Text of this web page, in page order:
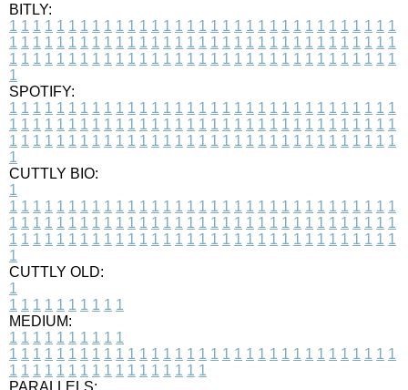
BITLY:
1 1 1 1 1 1 1 1 1 1 1 1 1 1 1 1 1 1 1 1 1 1 1 1 1 1 1 1 1 1 1 1 1
1 1 1 1 1 1 1 1 1 1 1 1 1 1 1 1 1 1 1 1 1 1 1 1 1 1 1 1 1 1 1 1 1
1 1 1 1 1 1 1 1 1 1 1 1 1 1 1 1 1 1 1 1 1 1 1 1 1 1 1 1 1 1 1 1 1
1
SPOTIFY:
1 1 1 1 1 1 1 1 1 1 1 1 1 1 1 1 1 1 1 1 1 1 1 1 1 1 1 1 1 1 1 1 1
1 1 1 1 1 1 1 1 1 1 1 1 1 1 1 1 1 1 1 1 1 1 1 1 1 1 1 1 1 1 1 1 1
1 1 1 1 1 1 1 1 1 1 1 1 1 1 1 1 1 1 1 1 1 1 1 1 1 1 1 1 1 1 1 1 1
1
CUTTLY BIO:
1
1 1 1 1 1 1 1 1 1 1 1 1 1 1 1 1 1 1 1 1 1 1 1 1 1 1 1 1 1 1 1 1 1
1 1 1 1 1 1 1 1 1 1 1 1 1 1 1 1 1 1 1 1 1 1 1 1 1 1 1 1 1 1 1 1 1
1 1 1 1 1 1 1 1 1 1 1 1 1 1 1 1 1 1 1 1 1 1 1 1 1 1 1 1 1 1 1 1 1
1
CUTTLY OLD:
1
1 1 1 1 1 1 1 1 1 1
MEDIUM:
1 1 1 1 1 1 1 1 1 1
1 1 1 1 1 1 1 1 1 1 1 1 1 1 1 1 1 1 1 1 1 1 1 1 1 1 1 1 1 1 1 1 1
1 1 1 1 1 1 1 1 1 1 1 1 1 1 1 1 1
PARALLELS: